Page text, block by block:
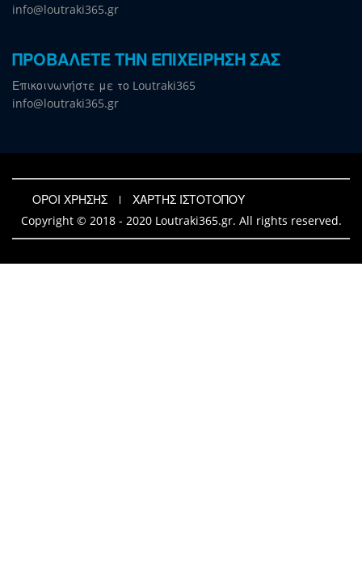
info@loutraki365.gr
ΠΡΟΒΑΛΕΤΕ ΤΗΝ ΕΠΙΧΕΙΡΗΣΗ ΣΑΣ
Επικοινωνήστε με το Loutraki365
info@loutraki365.gr
ΟΡΟΙ ΧΡΗΣΗΣ
ΧΑΡΤΗΣ ΙΣΤΟΤΟΠΟΥ
Copyright © 2018 - 2020 Loutraki365.gr. All rights reserved.